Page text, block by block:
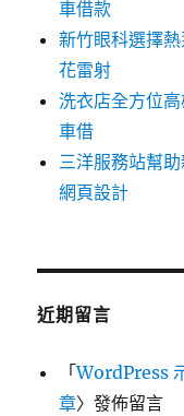
車借款
新竹眼科選擇
花雷射
洗衣店全方位
車借
三洋服務站幫
網頁設計
近期留言
「WordPress
章〉發佈留言